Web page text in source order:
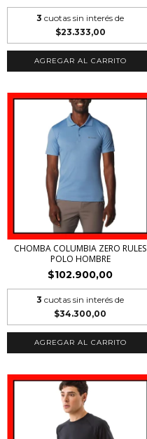
3 cuotas sin interés de
$23.333,00
AGREGAR AL CARRITO
CHOMBA COLUMBIA ZERO RULES
POLO HOMBRE
$102.900,00
3 cuotas sin interés de
$34.300,00
AGREGAR AL CARRITO